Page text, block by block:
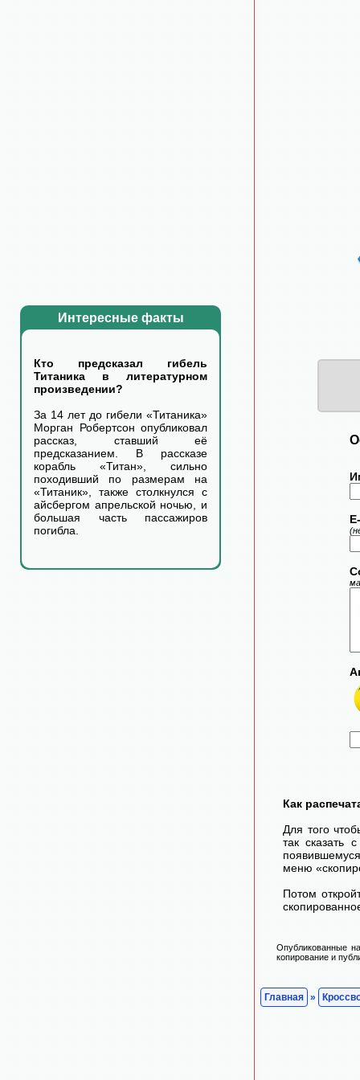
Интересные факты
Кто предсказал гибель
Титаника в литературном
произведении?
За 14 лет до гибели «Титаника»
Морган Робертсон опубликовал
рассказ, ставший её
предсказанием. В рассказе
корабль «Титан», сильно
походивший по размерам на
«Титаник», также столкнулся с
айсбергом апрельской ночью, и
большая часть пассажиров
погибла.
Как
Для того
так сказать
меню
Потом
Опубликованные
копирование и
Главная »